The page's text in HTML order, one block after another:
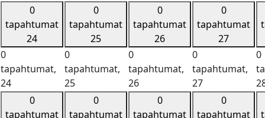
0
tapahtumat
24
0
tapahtumat,
24
0
tapahtumat
25
0
tapahtumat,
25
0
tapahtumat
26
0
tapahtumat,
26
0
tapahtumat
27
0
tapahtumat,
27
0
0
tapahtumat
0
tapahtumat
0
tapahtumat
0
tapahtumat